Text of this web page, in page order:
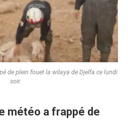
de plein fouet la wilaya de Djelfa ce lundi
soir.
météo a frappé de